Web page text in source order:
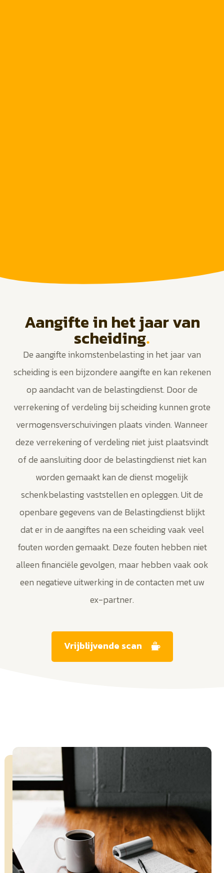
Aangifte in het jaar van
scheiding.
De aangifte inkomstenbelasting in het jaar van
scheiding is een bijzondere aangifte en kan rekenen
op aandacht van de belastingdienst. Door de
verrekening of verdeling bij scheiding kunnen grote
vermogensverschuivingen plaats vinden. Wanneer
deze verrekening of verdeling niet juist plaatsvindt
of de aansluiting door de belastingdienst niet kan
worden gemaakt kan de dienst mogelijk
schenkbelasting vaststellen en opleggen. Uit de
openbare gegevens van de Belastingdienst blijkt
dat er in de aangiftes na een scheiding vaak veel
fouten worden gemaakt. Deze fouten hebben niet
alleen financiële gevolgen, maar hebben vaak ook
een negatieve uitwerking in de contacten met uw
ex-partner.
Vrijblijvende scan